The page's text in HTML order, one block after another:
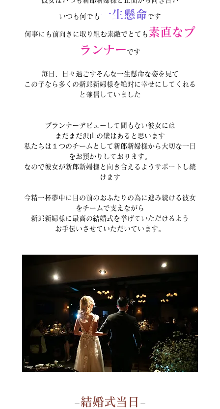
いつも何でも 一生懸命です
何事にも前向きに取り組む素敵でとても 素直なプ
ランナー です
毎日、日々過ごすそんな一生懸命な姿を見て
この子なら多くの新郎新婦様を絶対に幸せにしてくれる
と確信していました
プランナーデビューして間もない彼女には
まだまだ沢山の壁はあると思います
私たちは１つのチームとして新郎新婦様から大切な一日
をお預かりしております。
なので彼女が新郎新婦様と向き合えるようサポートし続
けます
今精一杯夢中に目の前のおふたりの為に進み続ける彼女
をチームで支えながら
新郎新婦様に最高の結婚式を挙げていただけるよう
お手伝いさせていただいています。
－ 結婚式当日 －